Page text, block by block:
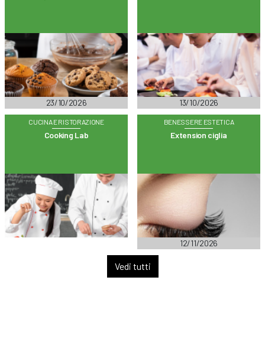
23/10/2026 13/10/2026
CUCINA E RISTORAZIONE
Cooking Lab
BENESSERE ESTETICA
Extension ciglia
12/11/2026
Vedi tutti